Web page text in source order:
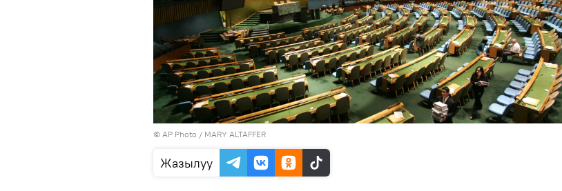
© AP Photo / MARY ALTAFFER
Жазылуу